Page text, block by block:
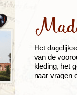
Het
van de
kleding, het
naar vragen